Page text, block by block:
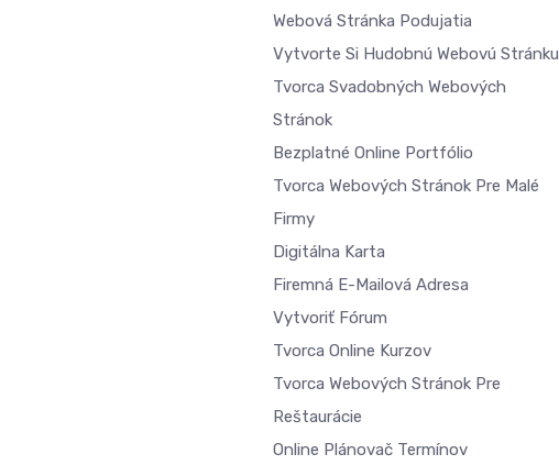
Webová Stránka Podujatia
Vytvorte Si Hudobnú Webovú Stránku
Tvorca Svadobných Webových
Stránok
Bezplatné Online Portfólio
Tvorca Webových Stránok Pre Malé
Firmy
Digitálna Karta
Firemná E-Mailová Adresa
Vytvoriť Fórum
Tvorca Online Kurzov
Tvorca Webových Stránok Pre
Reštaurácie
Online Plánovač Termínov